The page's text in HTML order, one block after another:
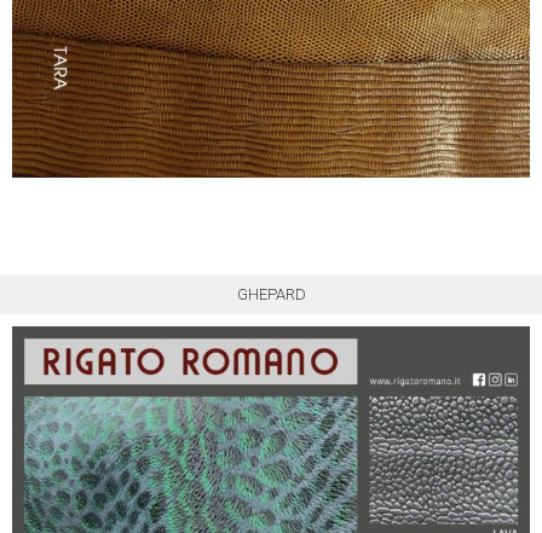
GHEPARD